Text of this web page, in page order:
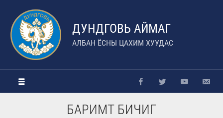
ДУНДГОВЬ АЙМАГ
АЛБАН ЁСНЫ ЦАХИМ ХУУДАС
БАРИМТ БИЧИГ